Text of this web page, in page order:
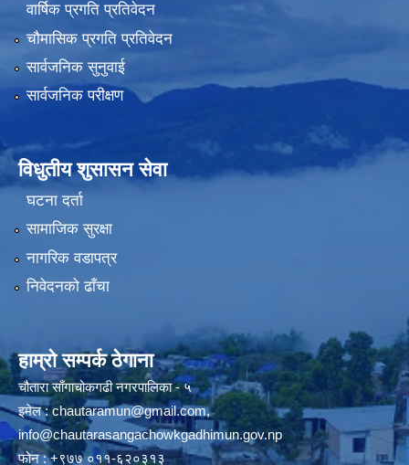
वार्षिक प्रगति प्रतिवेदन
चौमासिक प्रगति प्रतिवेदन
सार्वजनिक सुनुवाई
सार्वजनिक परीक्षण
विधुतीय शुसासन सेवा
घटना दर्ता
सामाजिक सुरक्षा
नागरिक वडापत्र
निवेदनको ढाँचा
हाम्रो सम्पर्क ठेगाना
चौतारा साँगाचोकगढी नगरपालिका - ५
इमेल :chautaramun@gmail.com,
info@chautarasangachowkgadhimun.gov.np
फोन : +९७७ ०११-६२०३१३